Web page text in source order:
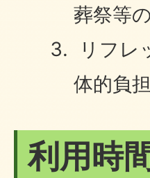
葬祭等
リフレ
体的負
利用時